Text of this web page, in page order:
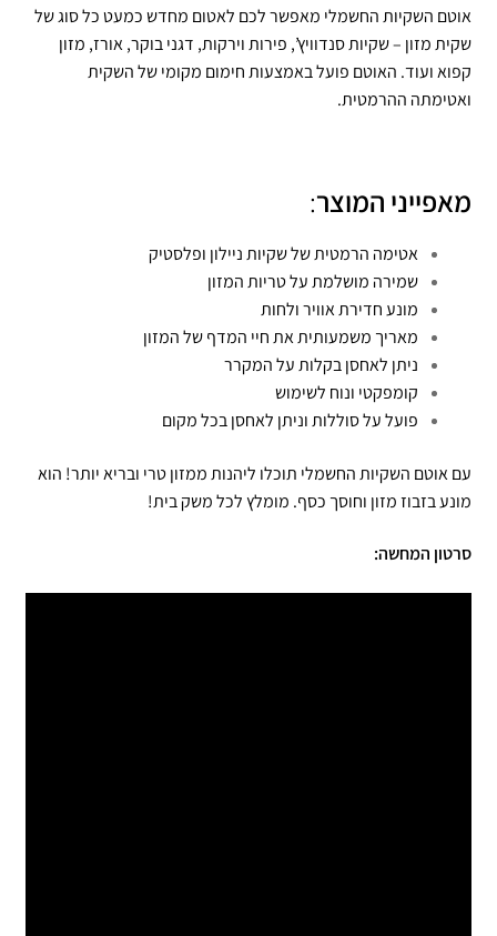
אוטם השקיות החשמלי מאפשר לכם לאטום מחדש כמעט כל סוג של
שקית מזון – שקיות סנדוויץ’, פירות וירקות, דגני בוקר, אורז, מזון
קפוא ועוד. האוטם פועל באמצעות חימום מקומי של השקית
ואטימתה ההרמטית.
מאפייני המוצר:
אטימה הרמטית של שקיות ניילון ופלסטיק
שמירה מושלמת על טריות המזון
מונע חדירת אוויר ולחות
מאריך משמעותית את חיי המדף של המזון
ניתן לאחסן בקלות על המקרר
קומפקטי ונוח לשימוש
פועל על סוללות וניתן לאחסן בכל מקום
עם אוטם השקיות החשמלי תוכלו ליהנות ממזון טרי ובריא יותר! הוא
מונע בזבוז מזון וחוסך כסף. מומלץ לכל משק בית!
סרטון המחשה: